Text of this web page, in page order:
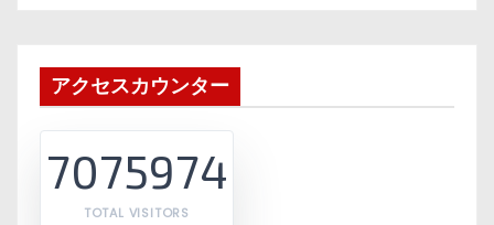
アクセスカウンター
7075974
TOTAL VISITORS